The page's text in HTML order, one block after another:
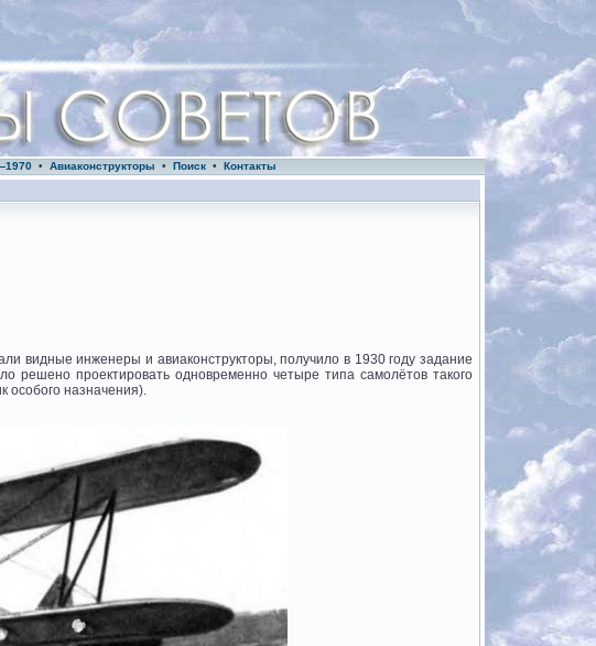
• Авиаконструкторы • Поиск • Контакты
видные инженеры и авиаконструкторы, получило в 1930 году задание
решено проектировать одновременно четыре типа самолётов такого
назначения).